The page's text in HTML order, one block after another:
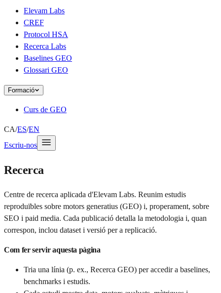
Elevam Labs
CREF
Protocol HSA
Recerca Labs
Baselines GEO
Glossari GEO
Formació
Curs de GEO
CA/ES/EN
Escriu-nos
Recerca
Centre de recerca aplicada d'Elevam Labs. Reunim estudis
reproduïbles sobre motors generatius (GEO) i, properament, sobre
SEO i paid media. Cada publicació detalla la metodologia i, quan
correspon, inclou dataset i versió per a replicació.
Com fer servir aquesta pàgina
Tria una línia (p. ex., Recerca GEO) per accedir a baselines,
benchmarks i estudis.